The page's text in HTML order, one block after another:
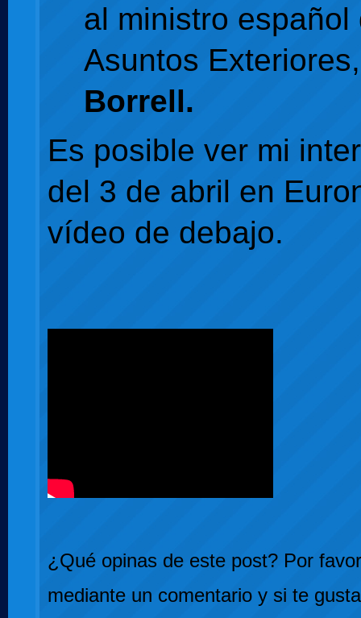
al ministro español
Asuntos
Borrell.
Es posible ver mi
del 3 de abril en
vídeo de debajo.
¿Qué opinas de este post? Por
mediante un comentario y si te